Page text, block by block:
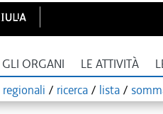
GLI ORGANI LE ATTIVITÀ
/ ricerca / lista /